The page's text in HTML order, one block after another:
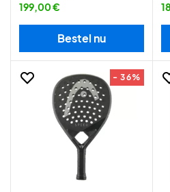
199,00 €
Bestel nu
- 36%